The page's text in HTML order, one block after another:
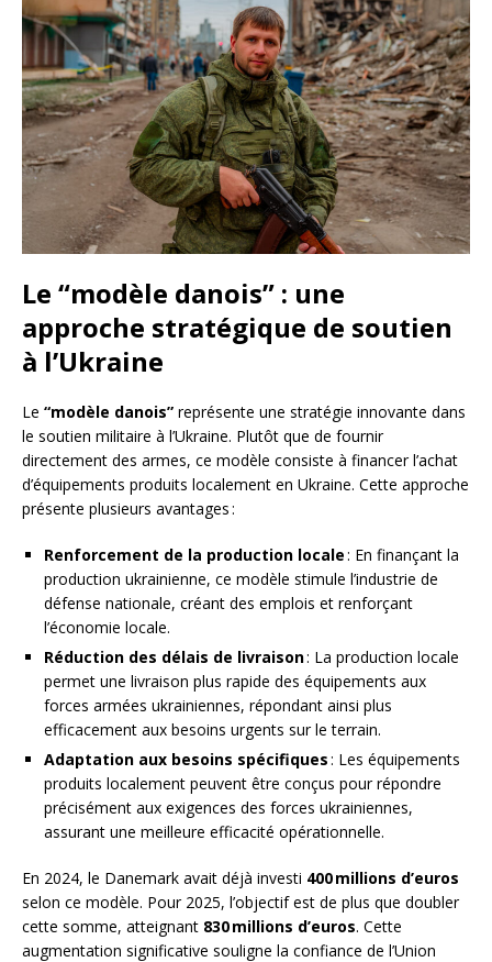
Le “modèle danois” : une
approche stratégique de soutien
à l’Ukraine
Le “modèle danois” représente une stratégie innovante dans
le soutien militaire à l’Ukraine. Plutôt que de fournir
directement des armes, ce modèle consiste à financer l’achat
d’équipements produits localement en Ukraine. Cette approche
présente plusieurs avantages :
Renforcement de la production locale: En finançant la
production ukrainienne, ce modèle stimule l’industrie de
défense nationale, créant des emplois et renforçant
l’économie locale.
Réduction des délais de livraison: La production locale
permet une livraison plus rapide des équipements aux
forces armées ukrainiennes, répondant ainsi plus
efficacement aux besoins urgents sur le terrain.
Adaptation aux besoins spécifiques: Les équipements
produits localement peuvent être conçus pour répondre
précisément aux exigences des forces ukrainiennes,
assurant une meilleure efficacité opérationnelle.
En 2024, le Danemark avait déjà investi 400 millions d’euros
selon ce modèle. Pour 2025, l’objectif est de plus que doubler
cette somme, atteignant 830 millions d’euros. Cette
augmentation significative souligne la confiance de l’Union